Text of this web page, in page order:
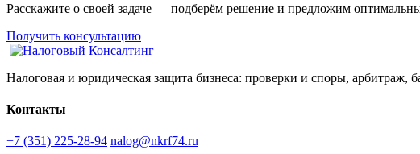
Расскажите о своей задаче — подберём решение и предложим
Получить консультацию
Налоговая и юридическая защита бизнеса: проверки и споры, арбитраж,
Контакты
+7 (351) 225-28-94 nalog@nkrf74.ru